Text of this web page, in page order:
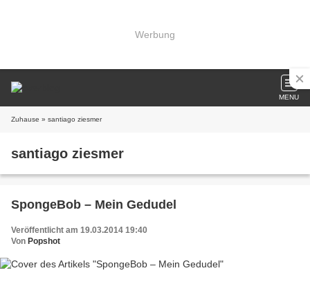
Werbung
MENU
Zuhause » santiago ziesmer
santiago ziesmer
SpongeBob – Mein Gedudel
Veröffentlicht am 19.03.2014 19:40
Von Popshot